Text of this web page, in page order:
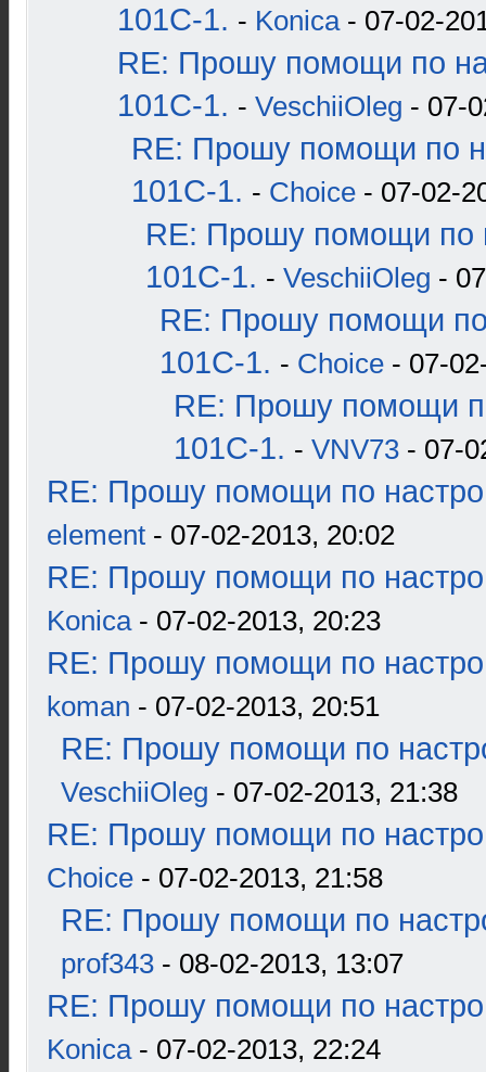
101С-1. - Konica- 07-02-
RE: Прошу помощи по
101С-1. - VeschiiOleg - 07-
RE: Прошу помощи по
101С-1. - Choice - 07-02-
RE: Прошу помощи по
101С-1. - VeschiiOleg -
RE: Прошу помощи
101С-1. - Choice - 07-
RE: Прошу помощи
101С-1. - VNV73 - 07-
RE: Прошу помощи по
element - 07-02-2013, 20:02
RE: Прошу помощи по
Konica- 07-02-2013, 20:23
RE: Прошу помощи по
koman - 07-02-2013, 20:51
RE: Прошу помощи по
VeschiiOleg - 07-02-2013, 21:38
RE: Прошу помощи по
Choice - 07-02-2013, 21:58
RE: Прошу помощи по
prof343 - 08-02-2013, 13:07
RE: Прошу помощи по
Konica- 07-02-2013, 22:24